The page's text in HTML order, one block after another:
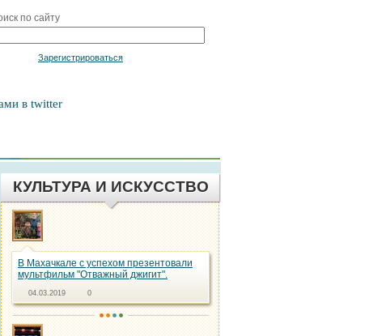
по сайту
Зарегистрироваться
в twitter
КУЛЬТУРА И ИСКУССТВО
В Махачкале с успехом презентовали
мультфильм "Отважный джигит".
04.03.2019 0